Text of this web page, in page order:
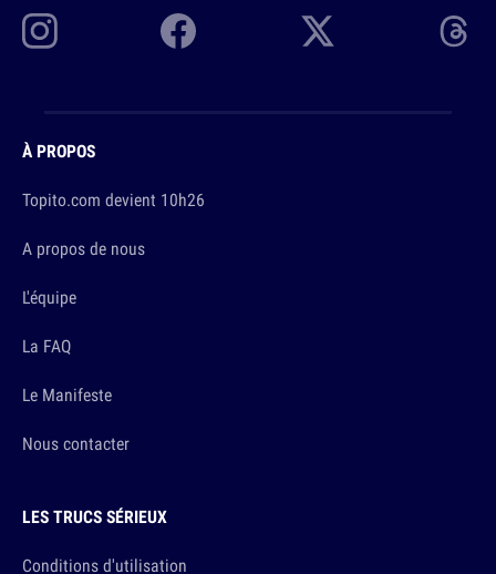
À PROPOS
Topito.com devient 10h26
A propos de nous
L'équipe
La FAQ
Le Manifeste
Nous contacter
LES TRUCS SÉRIEUX
Conditions d'utilisation